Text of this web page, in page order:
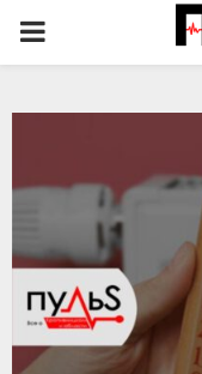
PRIMARY